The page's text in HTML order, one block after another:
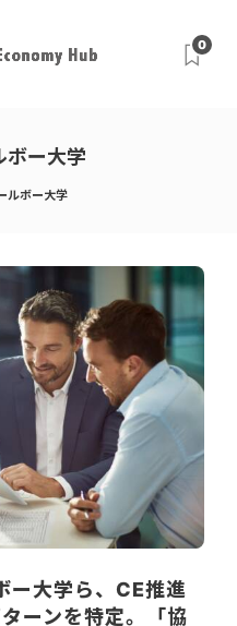
0
ボー大学
ルボー大学
ー大学ら、CE推進
ーンを特定。「協